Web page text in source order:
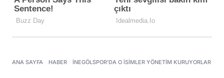
ANA SAYFA HABER İNEGÖLSPOR'DA O ISIMLER YÖNETIM KURUYORLAR